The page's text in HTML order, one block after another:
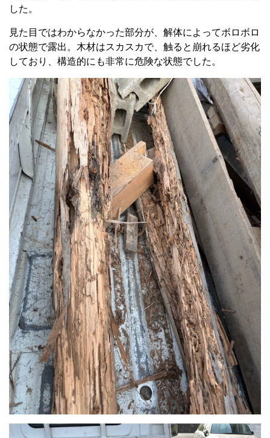
した。
見た目ではわからなかった部分が、解体によってボロボロ
の状態で露出。木材はスカスカで、触ると崩れるほど劣化
しており、構造的にも非常に危険な状態でした。